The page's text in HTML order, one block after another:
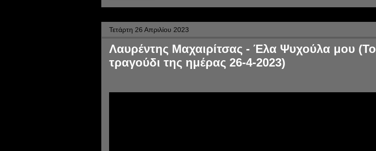
Τετάρτη 26 Απριλίου 2023
Λαυρέντης Μαχαιρίτσας - Έλα Ψυχούλα μου (Το
τραγούδι της ημέρας 26-4-2023)